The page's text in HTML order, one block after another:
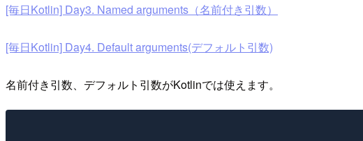
[毎日Kotlin] Day3. Named arguments（名前付き引数）
[毎日Kotlin] Day4. Default arguments(デフォルト引数)
名前付き引数、デフォルト引数がKotlinでは使えます。